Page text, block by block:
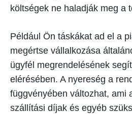
költségek ne haladják meg a
Például Ön táskákat ad el a
megértse vállalkozása
ügyfél megrendelésének
elérésében. A nyereség a
függvényében változhat, ami
szállítási díjak és egyéb